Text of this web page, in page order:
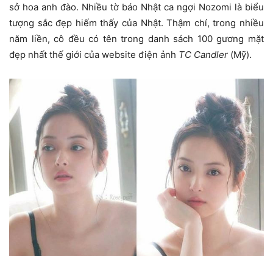
sở hoa anh đào. Nhiều tờ báo Nhật ca ngợi Nozomi là biểu
tượng sắc đẹp hiếm thấy của Nhật. Thậm chí, trong nhiều
năm liền, cô đều có tên trong danh sách 100 gương mặt
đẹp nhất thế giới của website điện ảnh TC Candler (Mỹ).